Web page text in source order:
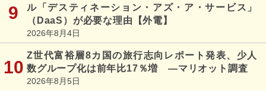
ル「デスティネーション・アズ・ア・サービス」
（DaaS）が必要な理由【外電】
2026年8月4日
Z世代富裕層8カ国の旅行志向レポート発表、少人
数グループ化は前年比17％増 ―マリオット調査
2026年8月5日